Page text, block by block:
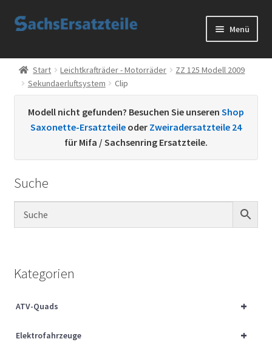
Zur
Zum
Menü
Start
AGB
Datenschutzerklärung
Kontakt
Sachs Ersatzteile
Über uns
Start Leichtkrafträder - Motorräder
ZZ 125 Modell 2009
Sekundaerluftsystem
Clip
Modell nicht gefunden? Besuchen Sie unseren Shop
Saxonette-Ersatzteile oder Zweiradersatzteile 24
für Mifa / Sachsenring Ersatzteile.
Suche
Kategorien
+
ATV-Quads
+
Elektrofahrzeuge